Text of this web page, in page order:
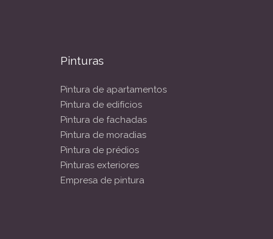
Pinturas
Pintura de apartamentos
Pintura de edifícios
Pintura de fachadas
Pintura de moradias
Pintura de prédios
Pinturas exteriores
Empresa de pintura